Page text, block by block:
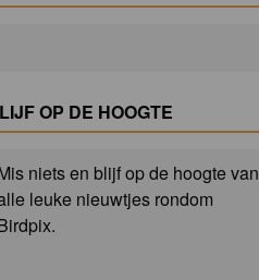
OP DE HOOGTE
niets en blijf op de hoogte van
leuke nieuwtjes rondom